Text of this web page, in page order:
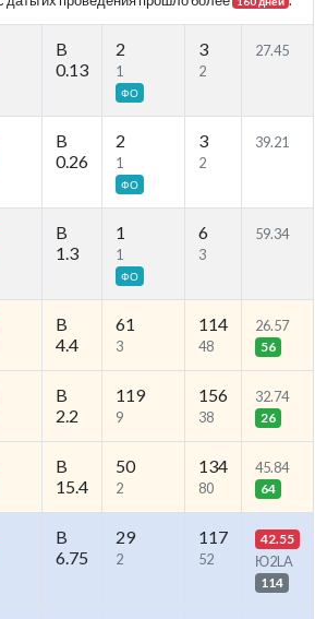
B
0.13
2
1
ФО
3
2
27.45
B
0.26
2
1
ФО
3
2
39.21
B
1.3
1
1
ФО
6
3
59.34
B
4.4
61
3
114
48
26.57
56
B
2.2
119
9
156
38
32.74
26
B
15.4
50
2
134
80
45.84
64
B
6.75
29
2
117
52
42.55
Ю2LA
114